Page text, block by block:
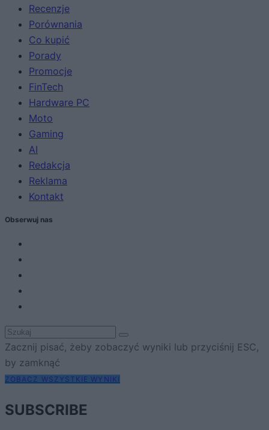
Recenzje
Porównania
Co kupić
Porady
Promocje
FinTech
Hardware PC
Moto
Gaming
AI
Redakcja
Reklama
Kontakt
Obserwuj nas
Zacznij pisać, żeby zobaczyć wyniki lub przyciśnij ESC,
by zamknąć
ZOBACZ WSZYSTKIE WYNIKI
SUBSCRIBE